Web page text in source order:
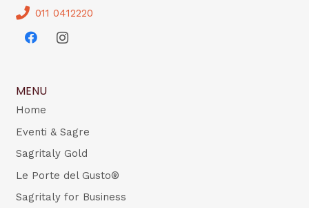
011 0412220
MENU
Home
Eventi & Sagre
Sagritaly Gold
Le Porte del Gusto®
Sagritaly for Business